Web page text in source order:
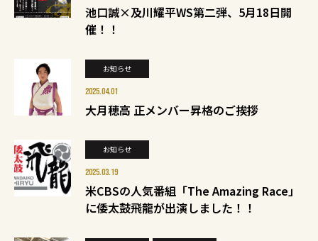
池口誠×及川耀平WS第二弾、5月18日開
催！！
お知らせ
2025.04.01
大月穂高 正メンバー昇格のご挨拶
お知らせ
2025.03.19
米CBSの人気番組「The Amazing Race」
に倭太鼓飛龍が出演しました！！